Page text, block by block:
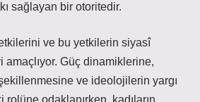
sağlayan bir otoritedir.
ve bu yetkilerin siyasî
amaçlıyor. Güç dinamiklerine,
ve ideolojilerin yargı
rolüne odaklanırken, kadıların